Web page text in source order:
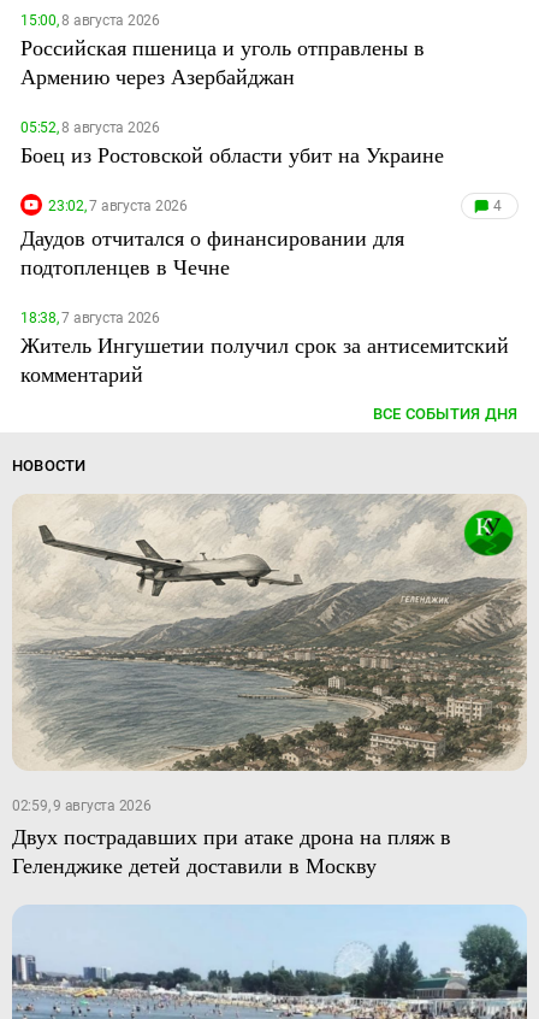
15:00,8 августа 2026
Российская пшеница и уголь отправлены в
Армению через Азербайджан
05:52,8 августа 2026
Боец из Ростовской области убит на Украине
23:02,7 августа 2026 4
Даудов отчитался о финансировании для
подтопленцев в Чечне
18:38,7 августа 2026
Житель Ингушетии получил срок за антисемитский
комментарий
ВСЕ СОБЫТИЯ ДНЯ
НОВОСТИ
02:59, 9 августа 2026
Двух пострадавших при атаке дрона на пляж в
Геленджике детей доставили в Москву